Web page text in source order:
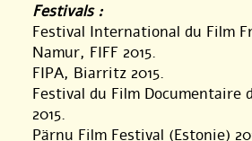
Festivals :
Festival International du Film
Namur, FIFF 2015.
FIPA, Biarritz 2015.
Festival du Film Documentaire
2015.
Pärnu Film Festival (Estonie)